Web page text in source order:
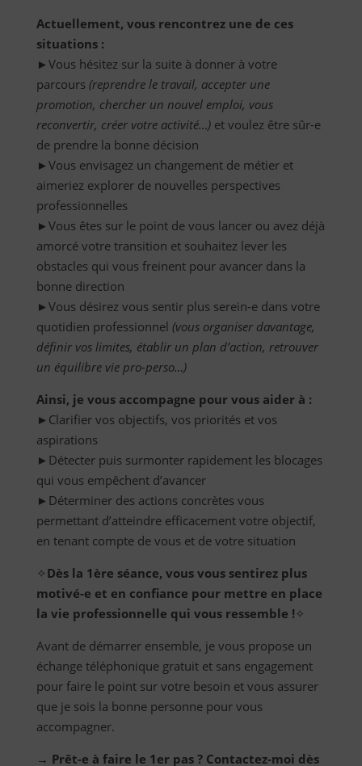
Actuellement, vous rencontrez une de ces
situations :
►Vous hésitez sur la suite à donner à votre
parcours (reprendre le travail, accepter une
promotion, chercher un nouvel emploi, vous
reconvertir, créer votre activité…)et voulez être sûr-e
de prendre la bonne décision
►Vous envisagez un changement de métier et
aimeriez explorer de nouvelles perspectives
professionnelles
►Vous êtes sur le point de vous lancer ou avez déjà
amorcé votre transition et souhaitez lever les
obstacles qui vous freinent pour avancer dans la
bonne direction
►Vous désirez vous sentir plus serein-e dans votre
quotidien professionnel (vous organiser davantage,
définir vos limites, établir un plan d’action, retrouver
un équilibre vie pro-perso…)
Ainsi, je vous accompagne pour vous aider à :
►Clarifier vos objectifs, vos priorités et vos
aspirations
►Détecter puis surmonter rapidement les blocages
qui vous empêchent d’avancer
►Déterminer des actions concrètes vous
permettant d’atteindre efficacement votre objectif,
en tenant compte de vous et de votre situation
✧Dès la 1ère séance, vous vous sentirez plus
motivé-e et en confiance pour mettre en place
la vie professionnelle qui vous ressemble !✧
Avant de démarrer ensemble, je vous propose un
échange téléphonique gratuit et sans engagement
pour faire le point sur votre besoin et vous assurer
que je sois la bonne personne pour vous
accompagner.
→ Prêt-e à faire le 1er pas ? Contactez-moi dès